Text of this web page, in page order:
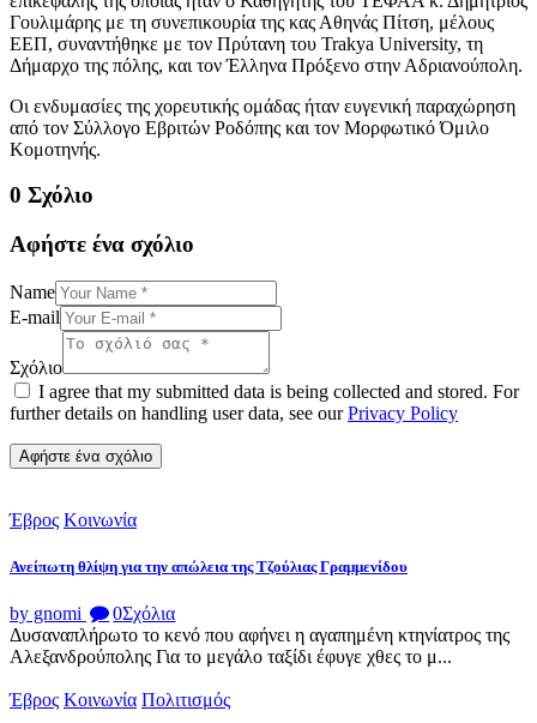
Γουλιμάρης με τη συνεπικουρία της κας Αθηνάς Πίτση, μέλους
ΕΕΠ, συναντήθηκε με τον Πρύτανη του Trakya University, τη
Δήμαρχο της πόλης, και τον Έλληνα Πρόξενο στην Αδριανούπολη.
Οι ενδυμασίες της χορευτικής ομάδας ήταν ευγενική παραχώρηση
από τον Σύλλογο Εβριτών Ροδόπης και τον Μορφωτικό Όμιλο
Κομοτηνής.
0 Σχόλιο
Αφήστε ένα σχόλιο
Name
E-mail
Σχόλιο
I agree that my submitted data is being collected and stored. For
further details on handling user data, see ourPrivacy Policy
Έβρος Κοινωνία
Ανείπωτη θλίψη για την απώλεια της Τζούλιας Γραμμενίδου
by gnomi 0Σχόλια
Δυσαναπλήρωτο το κενό που αφήνει η αγαπημένη κτηνίατρος της
Αλεξανδρούπολης Για το μεγάλο ταξίδι έφυγε χθες το μ...
Έβρος Κοινωνία Πολιτισμός